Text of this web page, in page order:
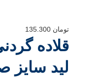
تومان
قلاده
لید سایز